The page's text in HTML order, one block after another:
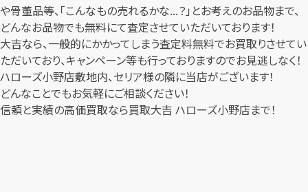
や骨董品等、「こんなもの売れるかな...？」とお考えのお品物まで、
どんなお品物でも無料にて査定させていただいております！
大吉なら、一般的にかかってしまう査定料無料でお買取りさせてい
ただいており、キャンペーン等も行っておりますのでお見逃しなく！
ハローズ小野店敷地内、セリア様の隣に当店がございます！
どんなことでもお気軽にご相談ください！
信頼と実績の高価買取なら買取大吉 ハローズ小野店まで！